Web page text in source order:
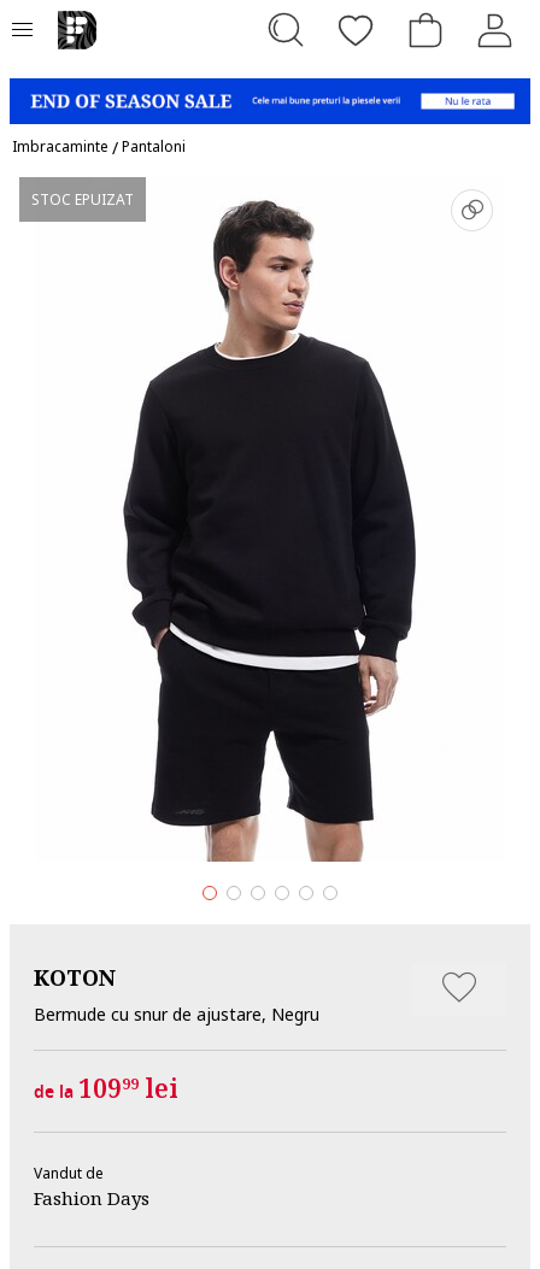
Imbracaminte /Pantaloni
STOC EPUIZAT
KOTON
Bermude cu snur de ajustare, Negru
de la 10999 lei
Vandut de
Fashion Days